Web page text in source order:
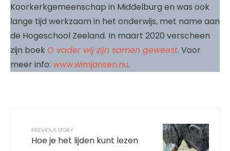
Koorkerkgemeenschap in Middelburg en was ook
lange tijd werkzaam in het onderwijs, met name aan
de Hogeschool Zeeland. In maart 2020 verscheen
zijn boek O vader wij zijn samen geweest. Voor
meer info: www.wimjansen.nu.
PREVIOUS STORY
Hoe je het lijden kunt lezen